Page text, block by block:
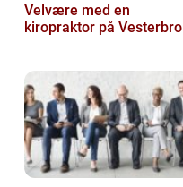
Velvære med en
kiropraktor på Vesterbro